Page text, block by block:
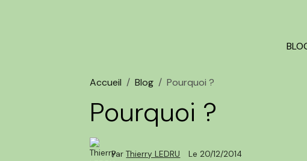
Accueil Blog Pourquoi ?
Pourquoi ?
ParThierry LEDRU Le 20/12/2014